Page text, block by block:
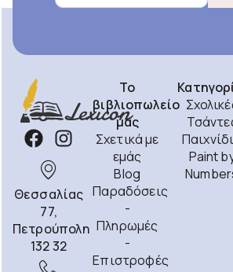
Θεσσαλίας
77,
Πετρούπολη
132 32
Το
βιβλιοπωλείο
μας
Σχετικά με
εμάς
Blog
Παραδόσεις
-
Πληρωμές
-
Επιστροφές
Paint